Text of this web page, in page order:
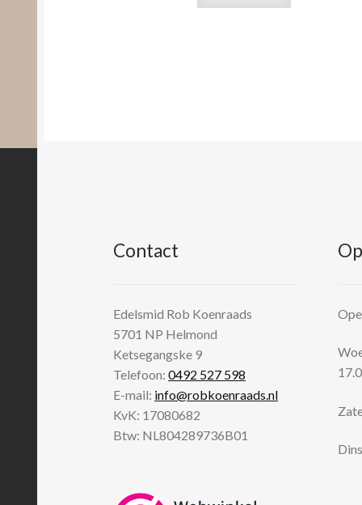
Contact
Edelsmid Rob Koenraads
5701 NP Helmond
Ketsegangske 9
Telefoon:0492 527 598
E-mail: info@robkoenraads.nl
KvK: 17080682
Btw: NL804289736B01